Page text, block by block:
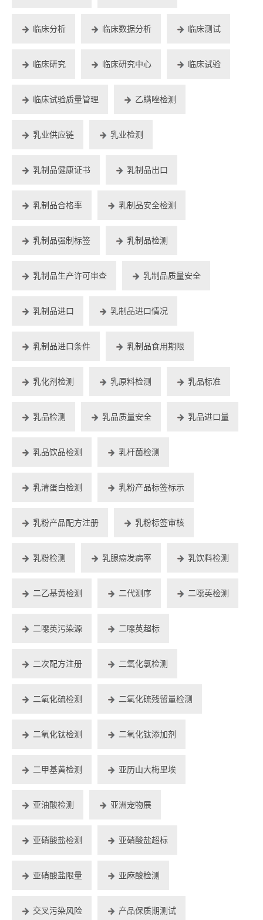
临床分析 临床数据分析 临床测试
临床研究 临床研究中心 临床试验
临床试验质量管理 乙螨唑检测
乳业供应链 乳业检测
乳制品健康证书 乳制品出口
乳制品合格率 乳制品安全检测
乳制品强制标签 乳制品检测
乳制品生产许可审查 乳制品质量安全
乳制品进口 乳制品进口情况
乳制品进口条件 乳制品食用期限
乳化剂检测 乳原料检测 乳品标准
乳品检测 乳品质量安全 乳品进口量
乳品饮品检测 乳杆菌检测
乳清蛋白检测 乳粉产品标签标示
乳粉产品配方注册 乳粉标签审核
乳粉检测 乳腺癌发病率 乳饮料检测
二乙基黄检测 二代测序 二噁英检测
二噁英污染源 二噁英超标
二次配方注册 二氧化氯检测
二氧化硫检测 二氧化硫残留量检测
二氧化钛检测 二氧化钛添加剂
二甲基黄检测 亚历山大梅里埃
亚油酸检测 亚洲宠物展
亚硝酸盐检测 亚硝酸盐超标
亚硝酸盐限量 亚麻酸检测
交叉污染风险 产品保质期测试